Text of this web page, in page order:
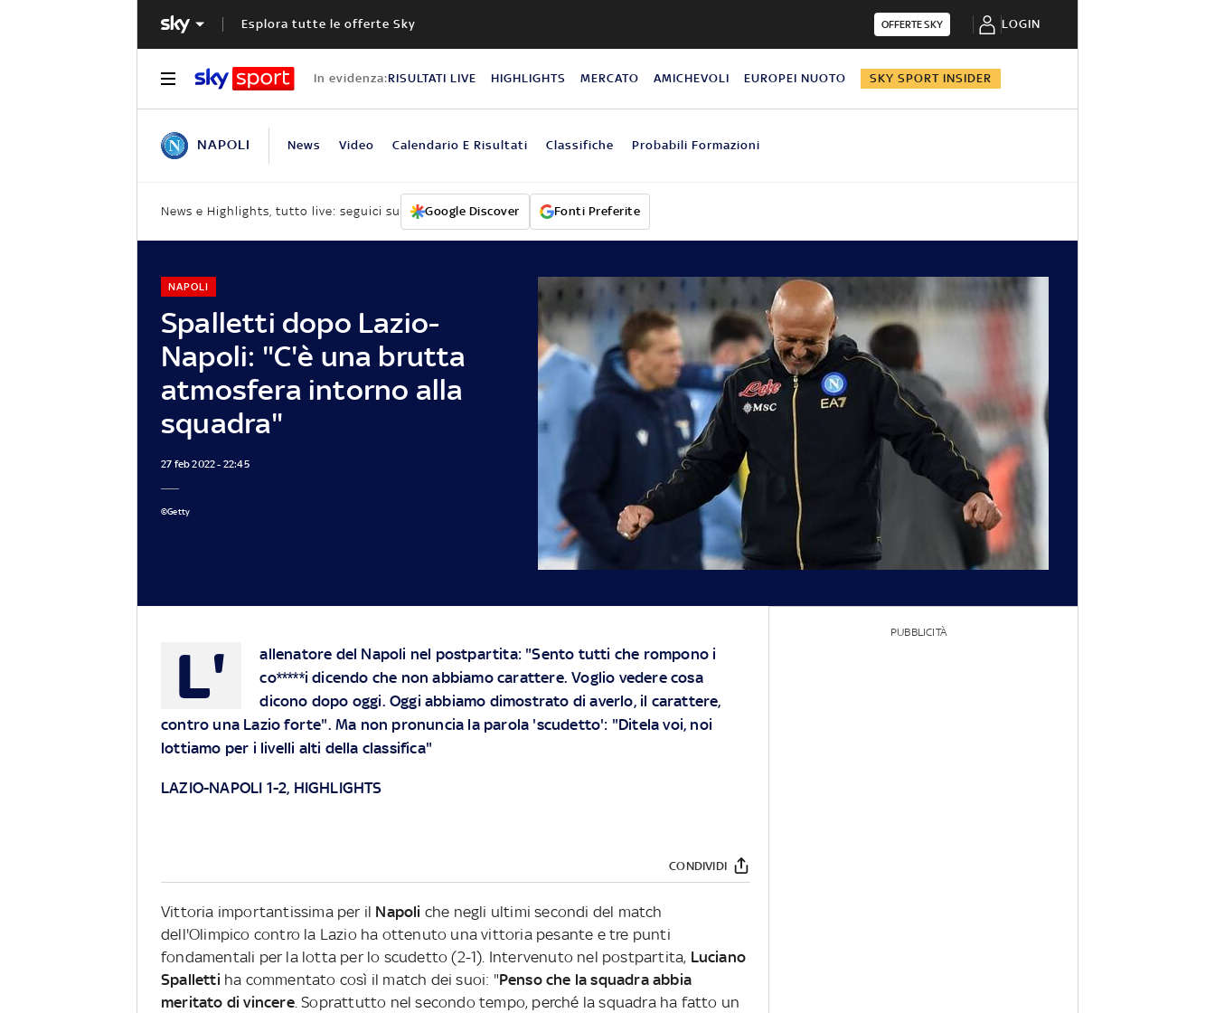
Esplora tutte le offerte Sky OFFERTE SKY LOGIN
In evidenza:RISULTATI LIVE HIGHLIGHTS MERCATO AMICHEVOLI EUROPEI NUOTO SKY SPORT INSIDER
NAPOLI News Video Calendario E Risultati Classifiche Probabili Formazioni
News e Highlights, tutto live: seguici su Google Discover Fonti Preferite
Spalletti dopo Lazio-
Napoli: "C'è una brutta
atmosfera intorno alla
squadra"
NAPOLI
27 feb 2022 - 22:45
©Getty
L'
allenatore del Napoli nel postpartita: "Sento tutti che rompono i
co*****i dicendo che non abbiamo carattere. Voglio vedere cosa
dicono dopo oggi. Oggi abbiamo dimostrato di averlo, il carattere,
contro una Lazio forte". Ma non pronuncia la parola 'scudetto': "Ditela voi, noi
lottiamo per i livelli alti della classifica"
LAZIO-NAPOLI 1-2, HIGHLIGHTS
CONDIVIDI
Vittoria importantissima per il Napoli che negli ultimi secondi del match
dell'Olimpico contro la Lazio ha ottenuto una vittoria pesante e tre punti
fondamentali per la lotta per lo scudetto (2-1). Intervenuto nel postpartita, Luciano
Spalletti ha commentato così il match dei suoi: "Penso che la squadra abbia
meritato di vincere. Soprattutto nel secondo tempo, perché la squadra ha fatto un
PUBBLICITÀ